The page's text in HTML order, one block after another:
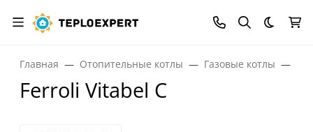
Темная
Главная Отопительные котлы Газовые котлы
Ferroli Vitabel C